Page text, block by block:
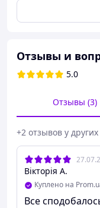
-45/+45°С. Угол
Комплектуется
увеличивать
Отзывы и
5.0
Отзывы (3)
+2 отзывов у
Вікторія А.
Куплено на
Все